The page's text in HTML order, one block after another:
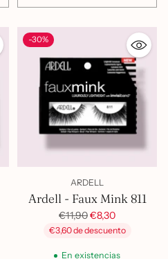
Cantidad
-30%
ARDELL
Ardell - Faux Mink 811
Precio
habitual
€11,90€8,30
€3,60 de descuento
En existencias